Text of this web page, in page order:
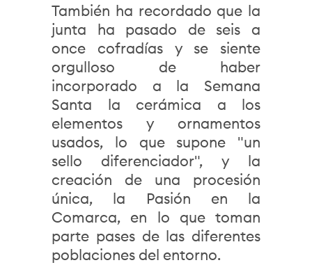
También ha recordado que la
junta ha pasado de seis a
once cofradías y se siente
orgulloso de haber
incorporado a la Semana
Santa la cerámica a los
elementos y ornamentos
usados, lo que supone "un
sello diferenciador", y la
creación de una procesión
única, la Pasión en la
Comarca, en lo que toman
parte pases de las diferentes
poblaciones del entorno.